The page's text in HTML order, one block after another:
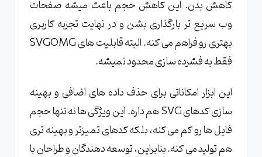
کاهش بدن. این کاهش حجم باعث میشه صفحات
وب سریع تر بارگذاری بشن و در نهایت تجربه کاربری
بهتری رو فراهم می کنه. البته قابلیت های SVGOMG
فقط به فشرده سازی محدود نمیشه.
این ابزار امکاناتی برای حذف داده های اضافی و بهینه
سازی کدهای SVG هم داره. این ویژگی ها نه تنها حجم
فایل ها رو کم می کنه، بلکه کدهای تمیزتر و بهینه تری
هم تولید می کنه. بنابراین، توسعه دهندگان و طراحان با